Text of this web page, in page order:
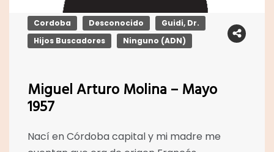
Cordoba Desconocido
Guidi, Dr.
Hijos Buscadores
Ninguno (ADN)
Miguel Arturo Molina – Mayo
1957
Nací en Córdoba capital y mi madre me